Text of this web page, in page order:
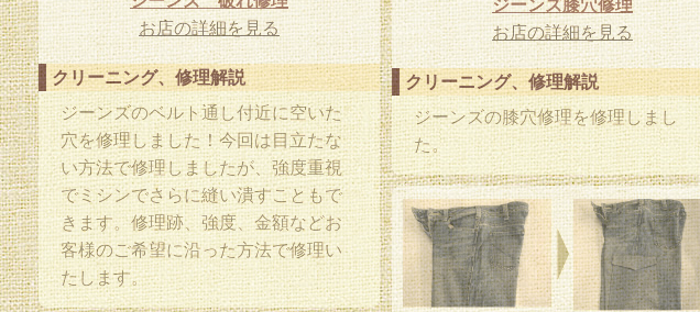
お店の詳細を見る
クリーニング、修理解説
ジーンズのベルト通し付近に空いた
穴を修理しました！今回は目立たな
い方法で修理しましたが、強度重視
でミシンでさらに縫い潰すこともで
きます。修理跡、強度、金額などお
客様のご希望に沿った方法で修理い
たします。
ジーンズ膝穴修理
お店の詳細を見る
クリーニング、修理解説
ジーンズの膝穴修理を修理しまし
た。